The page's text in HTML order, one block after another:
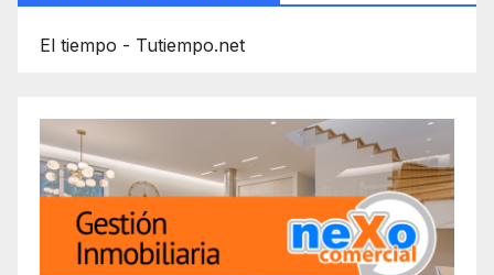
El tiempo - Tutiempo.net